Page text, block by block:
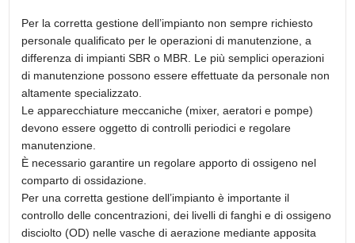
Per la corretta gestione dell’impianto non sempre richiesto
personale qualificato per le operazioni di manutenzione, a
differenza di impianti SBR o MBR. Le più semplici operazioni
di manutenzione possono essere effettuate da personale non
altamente specializzato.
Le apparecchiature meccaniche (mixer, aeratori e pompe)
devono essere oggetto di controlli periodici e regolare
manutenzione.
È necessario garantire un regolare apporto di ossigeno nel
comparto di ossidazione.
Per una corretta gestione dell’impianto è importante il
controllo delle concentrazioni, dei livelli di fanghi e di ossigeno
disciolto (OD) nelle vasche di aerazione mediante apposita